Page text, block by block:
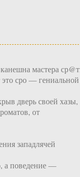
мастера
сро — гениальной
дверь своей хазы,
от
западлячей
а поведение —